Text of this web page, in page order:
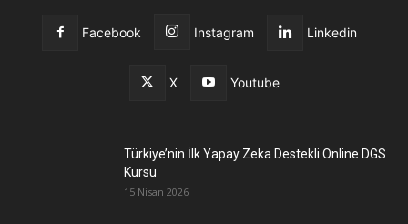
Facebook Instagram Linkedin
X Youtube
Türkiye’nin İlk Yapay Zeka Destekli Online DGS
Kursu
15 Nisan 2026